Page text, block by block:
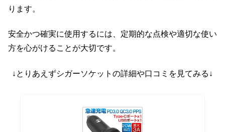
ります。
安全かつ確実に使用するには、定期的な点検や適切な使い
方を心がけることが大切です。
↓とりあえずシガーソケットの詳細や口コミを見てみる↓